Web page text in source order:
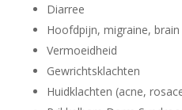
Diarree
Hoofdpijn, migraine,
Vermoeidheid
Gewrichtsklachten
Huidklachten (acne,